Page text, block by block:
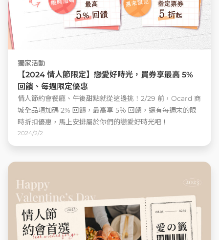
獨家活動
【2024 情人節限定】戀愛好時光，買券享最高 5%
回饋、每週限定優惠
情人節約會餐廳、午後甜點就從這邊挑！2/29 前，Ocard 商
城全品項加碼 2% 回饋，最高享 5％ 回饋，還有每週末的限
時折扣優惠，馬上安排屬於你們的戀愛好時光吧！
2024/2/2